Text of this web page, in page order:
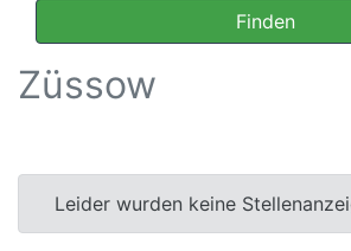
Finden
Züssow
Leider wurden keine